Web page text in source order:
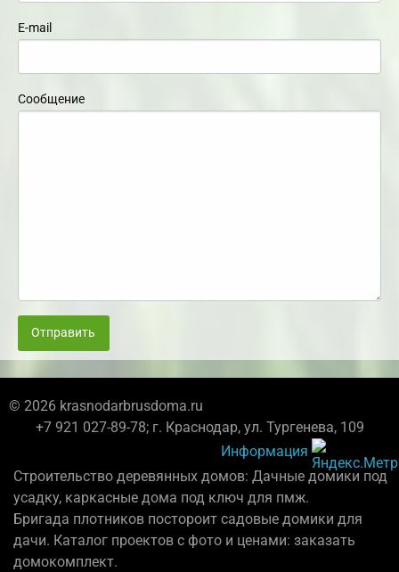
E-mail
Сообщение
Отправить
© 2026 krasnodarbrusdoma.ru
+7 921 027-89-78; г. Краснодар, ул. Тургенева, 109
Информация
Строительство деревянных домов: Дачные домики под
усадку, каркасные дома под ключ для пмж.
Бригада плотников постороит садовые домики для
дачи. Каталог проектов с фото и ценами: заказать
домокомплект.